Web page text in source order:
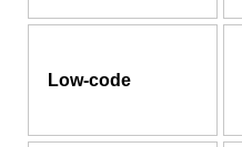
Low-code